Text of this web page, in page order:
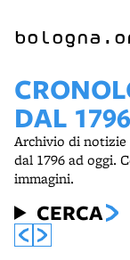
DAL
Archivio di
dal 1796 ad oggi.
immagini.
CERCA